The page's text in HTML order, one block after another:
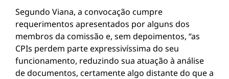
Segundo Viana, a convocação cumpre
requerimentos apresentados por alguns dos
membros da comissão e, sem depoimentos, “as
CPIs perdem parte expressivíssima do seu
funcionamento, reduzindo sua atuação à análise
de documentos, certamente algo distante do que a